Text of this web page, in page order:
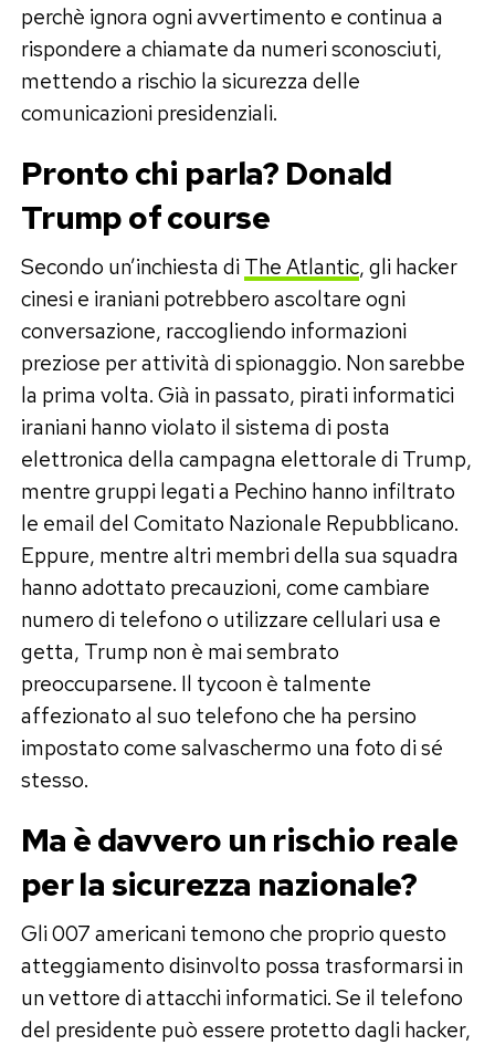
perchè ignora ogni avvertimento e continua a
rispondere a chiamate da numeri sconosciuti,
mettendo a rischio la sicurezza delle
comunicazioni presidenziali.
Pronto chi parla? Donald
Trump of course
Secondo un’inchiesta diThe Atlantic, gli hacker
cinesi e iraniani potrebbero ascoltare ogni
conversazione, raccogliendo informazioni
preziose per attività di spionaggio. Non sarebbe
la prima volta. Già in passato, pirati informatici
iraniani hanno violato il sistema di posta
elettronica della campagna elettorale di Trump,
mentre gruppi legati a Pechino hanno infiltrato
le email del Comitato Nazionale Repubblicano.
Eppure, mentre altri membri della sua squadra
hanno adottato precauzioni, come cambiare
numero di telefono o utilizzare cellulari usa e
getta, Trump non è mai sembrato
preoccuparsene. Il tycoon è talmente
affezionato al suo telefono che ha persino
impostato come salvaschermo una foto di sé
stesso.
Ma è davvero un rischio reale
per la sicurezza nazionale?
Gli 007 americani temono che proprio questo
atteggiamento disinvolto possa trasformarsi in
un vettore di attacchi informatici. Se il telefono
del presidente può essere protetto dagli hacker,